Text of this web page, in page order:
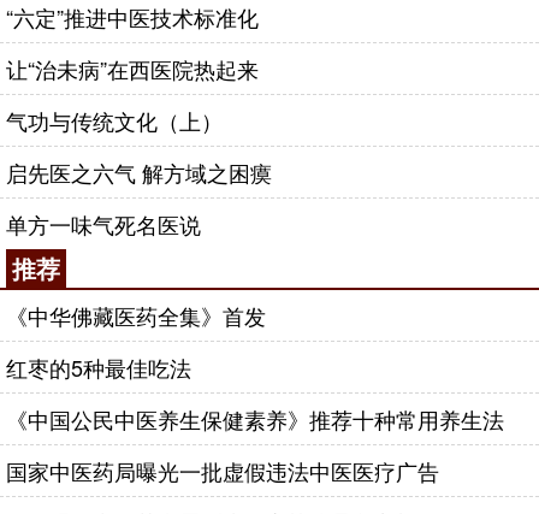
“六定”推进中医技术标准化
让“治未病”在西医院热起来
气功与传统文化（上）
启先医之六气 解方域之困瘼
单方一味气死名医说
推荐
《中华佛藏医药全集》首发
红枣的5种最佳吃法
《中国公民中医养生保健素养》推荐十种常用养生法
国家中医药局曝光一批虚假违法中医医疗广告